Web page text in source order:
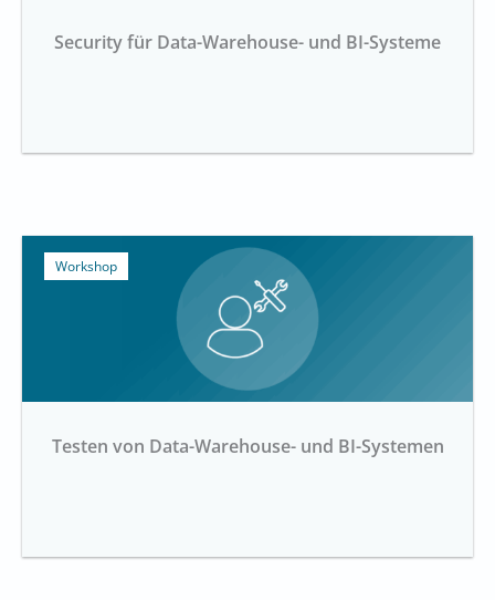
Security für Data-Warehouse- und BI-Systeme
Workshop
Testen von Data-Warehouse- und BI-Systemen